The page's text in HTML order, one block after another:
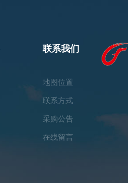
联系我们
地图位置
联系方式
采购公告
在线留言